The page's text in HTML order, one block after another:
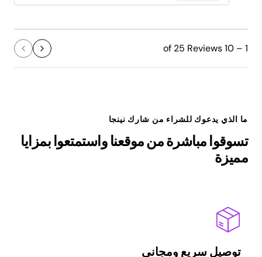
1 – 10 of 25 Reviews
ما الذي يدعوك للشراء من شارك نينجا
تسوقوا مباشرة من موقعنا واستمتعوا بمزايا
مميزة
توصيل سريع ومجاني